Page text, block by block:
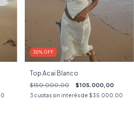
30% OFF
Top Acai Blanco
$150.000,00 $105.000,00
3 cuotas sin interés de $35.000,00